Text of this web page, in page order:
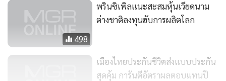
2.กองทุนรวมเปิดบัวหลวงโกลบอลอินโนเวชั่นและเทคโนโลยี (B-
INNOTECH) และกองทุนเปิดบัวหลวงโกลบอลอินโนเวชั่นและ
เทคโนโลยีเพื่อการเลี้ยงชีพ (B-INNOTECHRMF) เน้นลงทุนใน
หุ้นเทคโนโลยีขนาดใหญ่ของสหรัฐฯ อย่าง “กลุ่ม FAANG” ที่จด
ทะเบียนอยู่ในตลาดหลักทรัพย์ NASDAQ ของสหรัฐอเมริกา
498
พรินซิเพิลแนะสะสมหุ้นเวียดนาม
ต่างชาติลงทุนฮับการผลิตโลก
เมืองไทยประกันชีวิตส่งแบบประกัน
สุดคุ้ม การันตีอัตราผลตอบแทนปี